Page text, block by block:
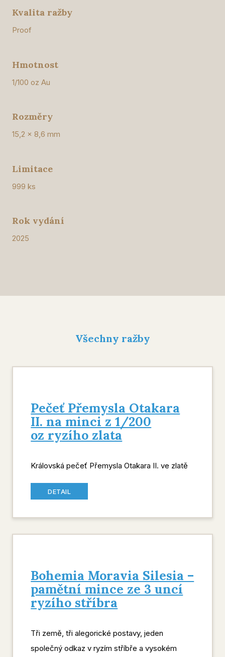
Kvalita ražby
Proof
Hmotnost
1/100 oz Au
Rozměry
15,2 x 8,6 mm
Limitace
999 ks
Rok vydání
2025
Všechny ražby
Pečeť Přemysla Otakara
II. na minci z 1/200
oz ryzího zlata
Královská pečeť Přemysla Otakara II. ve zlatě
DETAIL
Bohemia Moravia Silesia –
pamětní mince ze 3 uncí
ryzího stříbra
Tři země, tři alegorické postavy, jeden
společný odkaz v ryzím stříbře a vysokém